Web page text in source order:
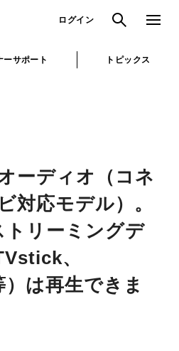
ログイン 検索 メニュ
ーサポート トピックス
ーディオ（コネ
対応モデル）。
トリーミングデ
、
は再生できま